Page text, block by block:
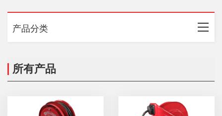
产品分类
所有产品